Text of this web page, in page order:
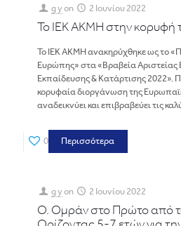
g y on 2 Ιουνίου 2022
Το ΙΕΚ ΑΚΜΗ στην κορυφή
Το ΙΕΚ ΑΚΜΗ ανακηρύχθηκε ως το
Ευρώπης» στα «Βραβεία Αριστείας
Εκπαίδευσης & Κατάρτισης 2022».
κορυφαία διοργάνωση της
αναδεικνύει και επιβραβεύει τις
0 Περισσότερα
g y on 2 Ιουνίου 2022
Ο. Ομράν στο Πρώτο από